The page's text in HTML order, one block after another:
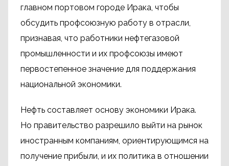
главном портовом городе Ирака, чтобы
обсудить профсоюзную работу в отрасли,
признавая, что работники нефтегазовой
промышленности и их профсоюзы имеют
первостепенное значение для поддержания
национальной экономики.
Нефть составляет основу экономики Ирака.
Но правительство разрешило выйти на рынок
иностранным компаниям, ориентирующимся на
получение прибыли, и их политика в отношении